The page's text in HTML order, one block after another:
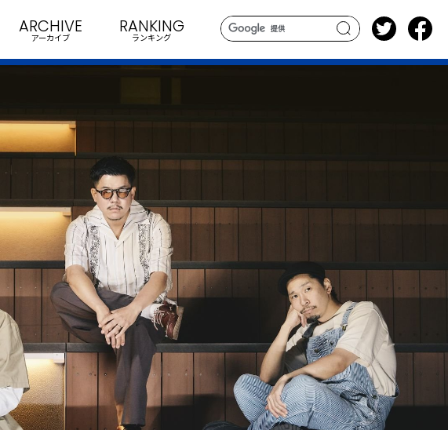
search
ARCHIVE
アーカイブ
RANKING
ランキング